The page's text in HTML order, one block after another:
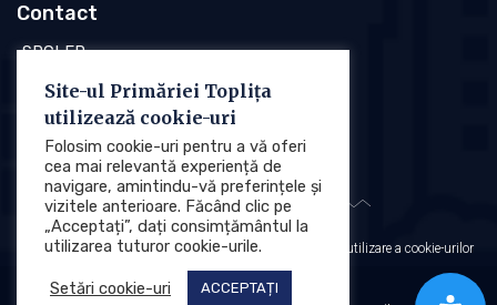
Contact
SPCLEP
Stare civilă
Poliția locală
Protecția datelor cu caracter personal (GDPR) Politica de utilizare a cookie-urilor
Site-ul Primăriei Toplița
utilizează cookie-uri
Folosim cookie-uri pentru a vă oferi
cea mai relevantă experiență de
navigare, amintindu-vă preferințele și
vizitele anterioare. Făcând clic pe
„Acceptați”, dați consimțământul la
utilizarea tuturor cookie-urile.
Setări cookie-uri ACCEPTAȚI